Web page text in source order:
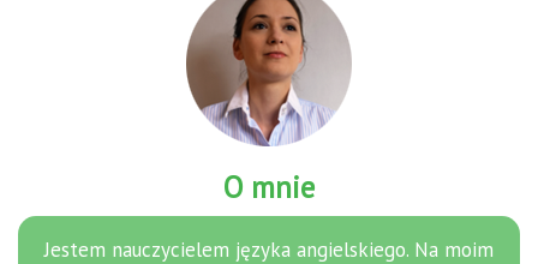
O mnie
Jestem nauczycielem języka angielskiego. Na moim